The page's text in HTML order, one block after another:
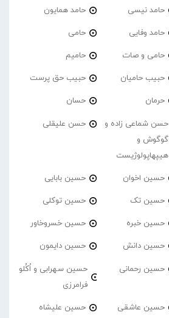
حامد نیسی حامد همایون
حامد وفایی حامی
حامی و صات حامیم
حبیب حامیان حبیب حق پرست
حرمان حسان
حسن شماعی زاده و
گوگوش و
هیپهاپولوژیست
حسن علیقلی
حسین اخوان حسین بابایی
حسین تک حسین توکلی
حسین خبره حسین خسروخاور
حسین دانش حسین دایمون
حسین رحمانی
حسین سهرابی و اُکُلو
فرامرزی
حسین عاشقی حسین علیشاه